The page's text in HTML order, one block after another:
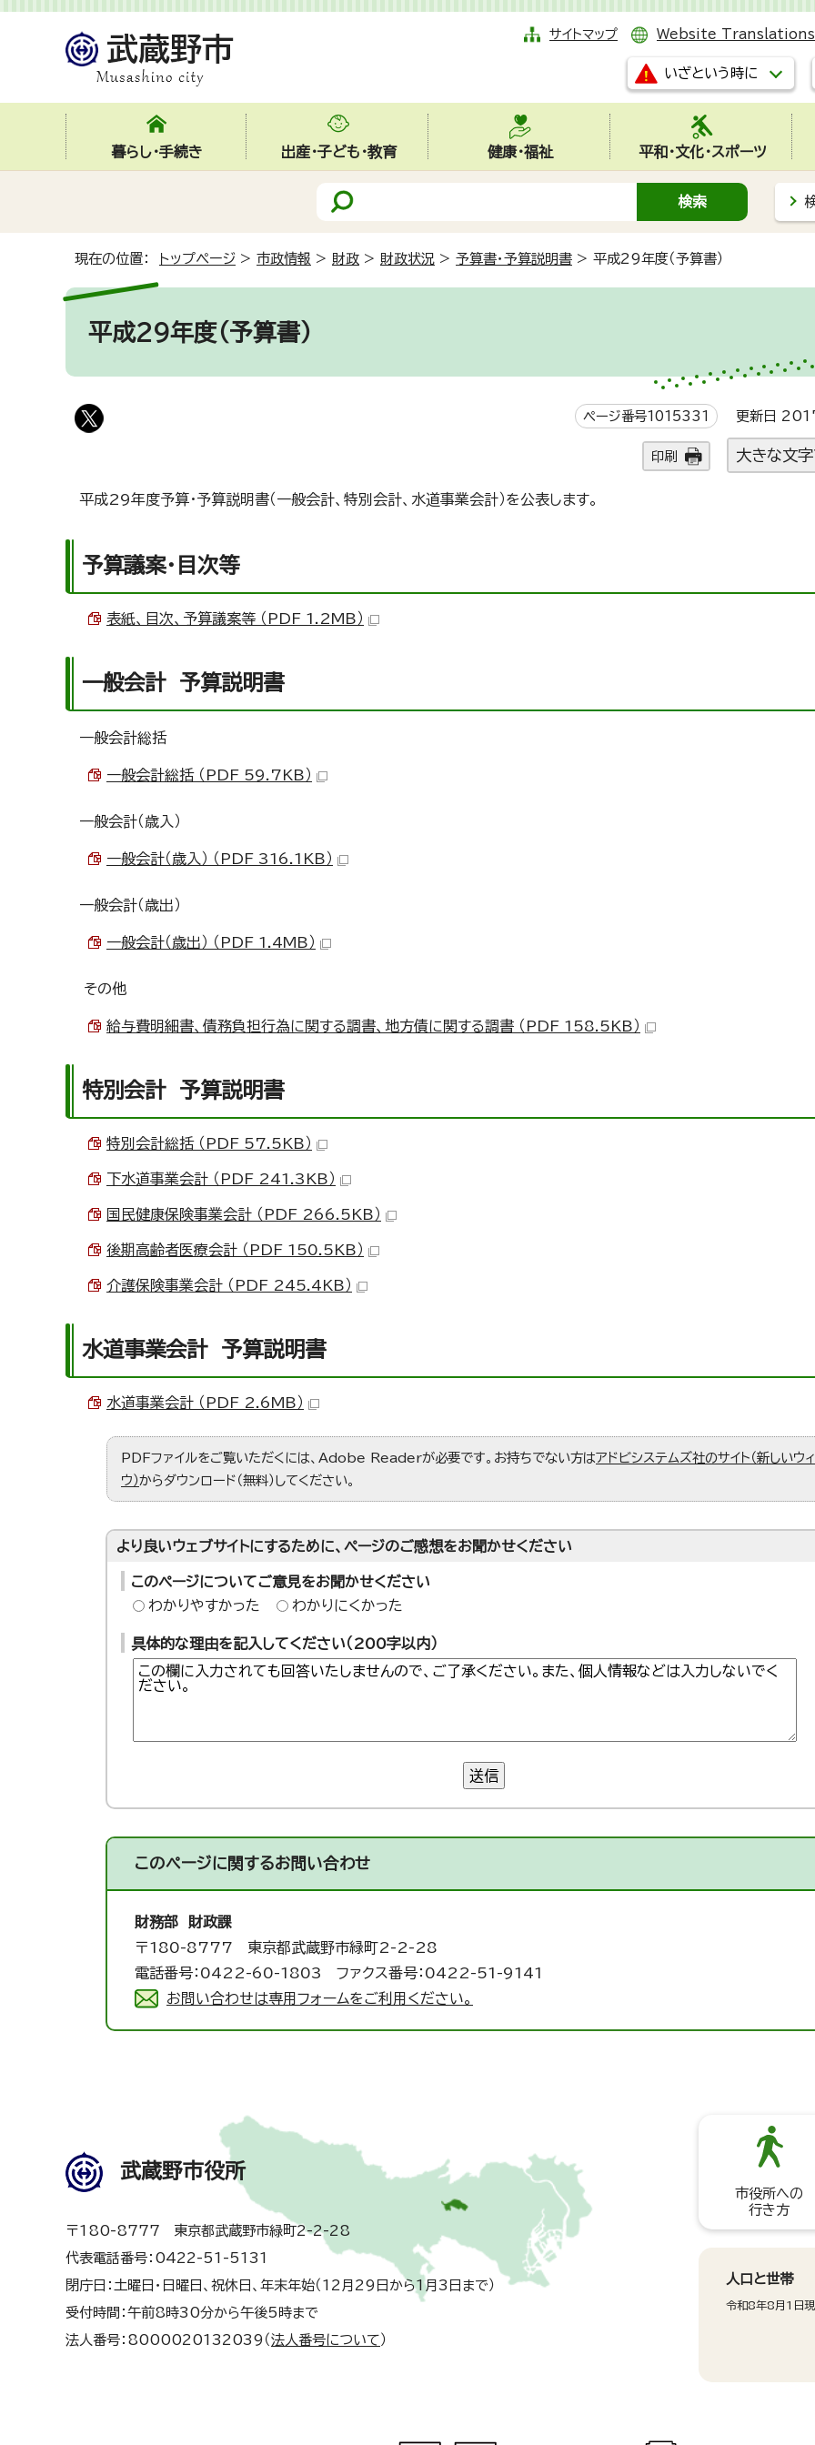
サイトマップ Website Translations
いざという時に
暮らし・手続き 出産・子ども・教育 健康・福祉 平和・文化・スポーツ
現在の位置： トップページ > 市政情報 > 財政 > 財政状況 > 予算書・予算説明書 > 平成29年度（予算書）
平成29年度（予算書）
ページ番号1015331 更新日
印刷 大きな文
平成29年度予算・予算説明書（一般会計、特別会計、水道事業会計）を公表します。
予算議案・目次等
表紙、目次、予算議案等 （PDF 1.2MB）
一般会計 予算説明書
一般会計総括
一般会計総括 （PDF 59.7KB）
一般会計（歳入）
一般会計（歳入） （PDF 316.1KB）
一般会計（歳出）
一般会計（歳出） （PDF 1.4MB）
その他
給与費明細書、債務負担行為に関する調書、地方債に関する調書 （PDF 158.5KB）
特別会計 予算説明書
特別会計総括 （PDF 57.5KB）
下水道事業会計 （PDF 241.3KB）
国民健康保険事業会計 （PDF 266.5KB）
後期高齢者医療会計 （PDF 150.5KB）
介護保険事業会計 （PDF 245.4KB）
水道事業会計 予算説明書
水道事業会計 （PDF 2.6MB）
PDFファイルをご覧いただくには、Adobe Readerが必要です。お持ちでない方はアドビシステムズ社のサイト（新しいウ
ウ）からダウンロード（無料）してください。
より良いウェブサイトにするために、ページのご感想をお聞かせください
このページについてご意見をお聞かせください
わかりやすかった
わかりにくかった
具体的な理由を記入してください（200字以内）
送信
このページに関するお問い合わせ
財務部 財政課
〒180-8777 東京都武蔵野市緑町2-2-28
電話番号：0422-60-1803 ファクス番号：0422-51-9141
お問い合わせは専用フォームをご利用ください。
武蔵野市役所
〒180-8777 東京都武蔵野市緑町2-2-28
代表電話番号：0422-51-5131
閉庁日：土曜日・日曜日、祝休日、年末年始（12月29日から1月3日まで）
受付時間：午前8時30分から午後5時まで
法人番号：8000020132039（ 法人番号について ）
市役所への
行き方
人口と世帯
令和8年8月1日